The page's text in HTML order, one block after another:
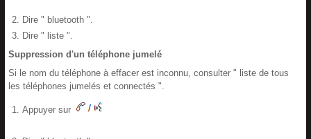
Dire " bluetooth ".
Dire " liste ".
Suppression d'un téléphone jumelé
Si le nom du téléphone à effacer est inconnu, consulter " liste de tous
les téléphones jumelés et connectés ".
Appuyer sur